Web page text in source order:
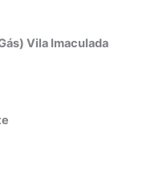
Vila Imaculada